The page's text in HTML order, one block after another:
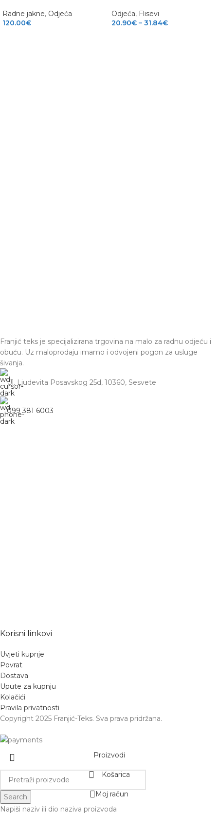
Radne jakne, Odjeća
120.00€
Odjeća, Flisevi
20.90€ – 31.84€
Franjić teks je specijalizirana trgovina na malo za radnu odjeću i
obuću. Uz maloprodaju imamo i odvojeni pogon za usluge
šivanja.
Ul. Ljudevita Posavskog 25d, 10360, Sesvete
099 381 6003
Korisni linkovi
Uvjeti kupnje
Povrat
Dostava
Upute za kupnju
Kolačići
Pravila privatnosti
Copyright 2025 Franjić-Teks. Sva prava pridržana.
Search
Napiši naziv ili dio naziva proizvoda
Proizvodi
Košarica
Moj račun